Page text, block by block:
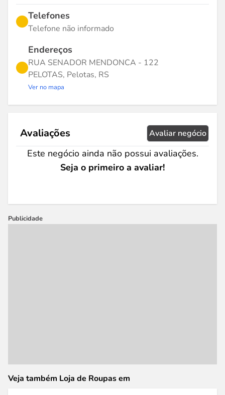
Telefones
Telefone não informado
Endereços
RUA SENADOR MENDONCA - 122
PELOTAS, Pelotas, RS
Ver no mapa
Avaliações Avaliar negócio
Este negócio ainda não possui avaliações.
Seja o primeiro a avaliar!
Publicidade
Veja também Loja de Roupas em